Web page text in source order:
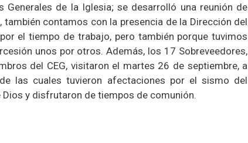
de la Iglesia; se desarrolló una reunión de
contamos con la presencia de la Dirección del
el tiempo de trabajo, pero también porque tuvimos
unos por otros. Además, los 17 Sobreveedores,
del CEG, visitaron el martes 26 de septiembre, a
las cuales tuvieron afectaciones por el sismo del
y disfrutaron de tiempos de comunión.